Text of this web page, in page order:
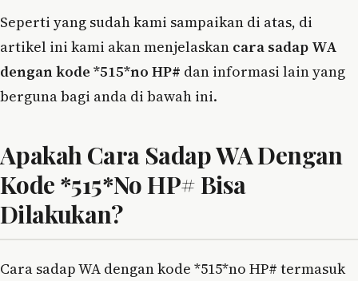
Seperti yang sudah kami sampaikan di atas, di
artikel ini kami akan menjelaskan cara sadap WA
dengan kode *515*no HP# dan informasi lain yang
berguna bagi anda di bawah ini.
Apakah Cara Sadap WA Dengan
Kode *515*No HP# Bisa
Dilakukan?
Cara sadap WA dengan kode *515*no HP# termasuk